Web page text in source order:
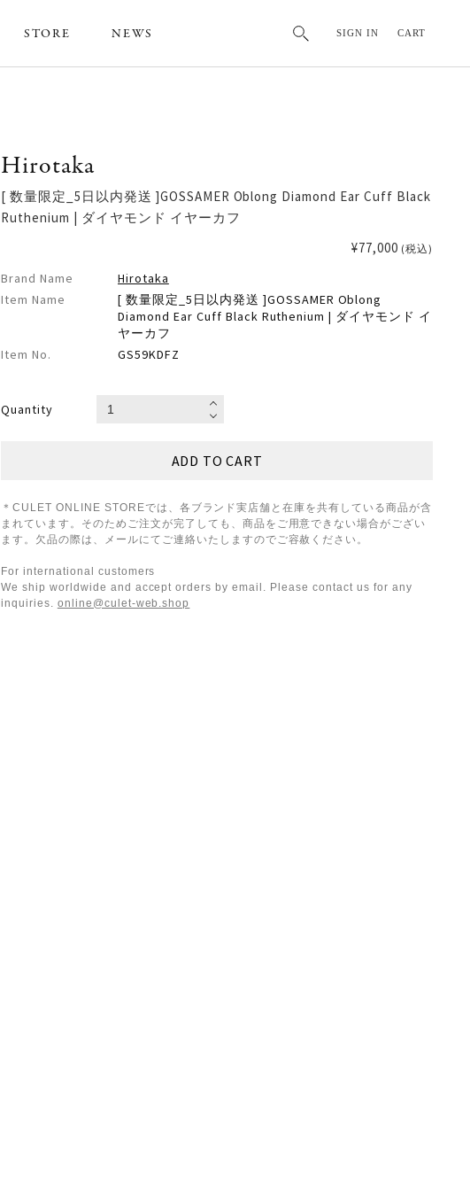
STORE NEWS SIGN IN CART
Hirotaka
[ 数量限定_5日以内発送 ]GOSSAMER Oblong Diamond Ear Cuff Black
Ruthenium | ダイヤモンド イヤーカフ
¥77,000 (税込)
Brand Name
Hirotaka
Item Name
[ 数量限定_5日以内発送 ]GOSSAMER Oblong
Diamond Ear Cuff Black Ruthenium | ダイヤモンド イ
ヤーカフ
Item No.
GS59KDFZ
Quantity
＊CULET ONLINE STOREでは、各ブランド実店舗と在庫を共有している商品が含
まれています。そのためご注文が完了しても、商品をご用意できない場合がござい
ます。欠品の際は、メールにてご連絡いたしますのでご容赦ください。
For international customers
We ship worldwide and accept orders by email. Please contact us for any
inquiries. online@culet-web.shop